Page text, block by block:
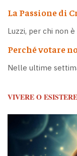
La Passione di
Luzzi, per chi non
Perché votare
Nelle ultime
VIVERE O